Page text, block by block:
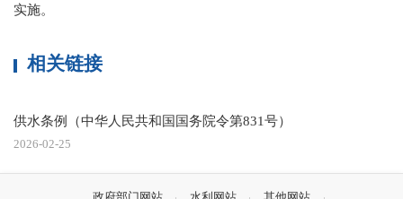
实施。
相关链接
供水条例（中华人民共和国国务院令第831号）
2026-02-25